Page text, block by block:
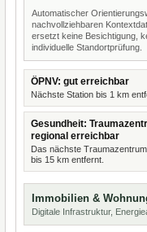
Automatischer
nachvollziehbaren
ersetzt keine Besichtigung,
individuelle Standortprüfung.
ÖPNV: gut erreichbar
Nächste Station bis 1 km
Gesundheit:
regional erreichbar
Das nächste
bis 15 km entfernt.
Immobilien &
Digitale Infrastruktur,